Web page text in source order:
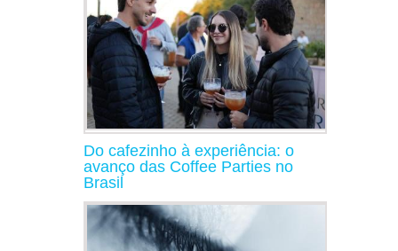
Do cafezinho à experiência: o
avanço das Coffee Parties no
Brasil